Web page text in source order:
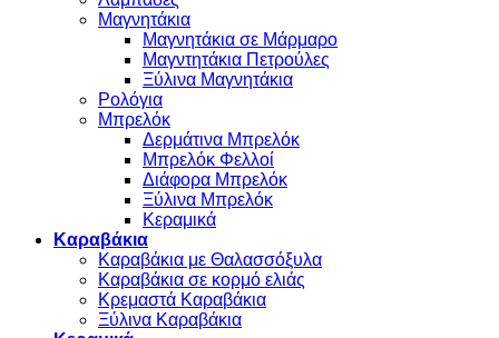
Μαγνητάκια
Μαγνητάκια σε Μάρμαρο
Μαγντητάκια Πετρούλες
Ξύλινα Μαγνητάκια
Ρολόγια
Μπρελόκ
Δερμάτινα Μπρελόκ
Μπρελόκ Φελλοί
Διάφορα Μπρελόκ
Ξύλινα Μπρελόκ
Κεραμικά
Καραβάκια
Καραβάκια με Θαλασσόξυλα
Καραβάκια σε κορμό ελιάς
Κρεμαστά Καραβάκια
Ξύλινα Καραβάκια